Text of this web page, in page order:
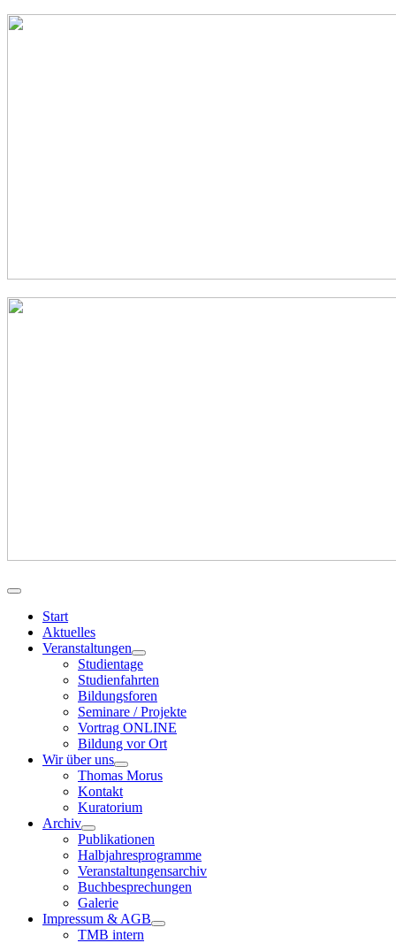
Start
Aktuelles
Veranstaltungen
Studientage
Studienfahrten
Bildungsforen
Seminare / Projekte
Vortrag ONLINE
Bildung vor Ort
Wir über uns
Thomas Morus
Kontakt
Kuratorium
Archiv
Publikationen
Halbjahresprogramme
Veranstaltungensarchiv
Buchbesprechungen
Galerie
Impressum & AGB
TMB intern